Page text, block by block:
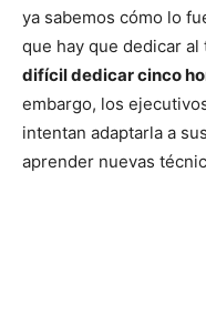
ya sabemos cómo lo
que hay que dedicar al
difícil dedicar cinco
embargo, los
intentan adaptarla a
aprender nuevas